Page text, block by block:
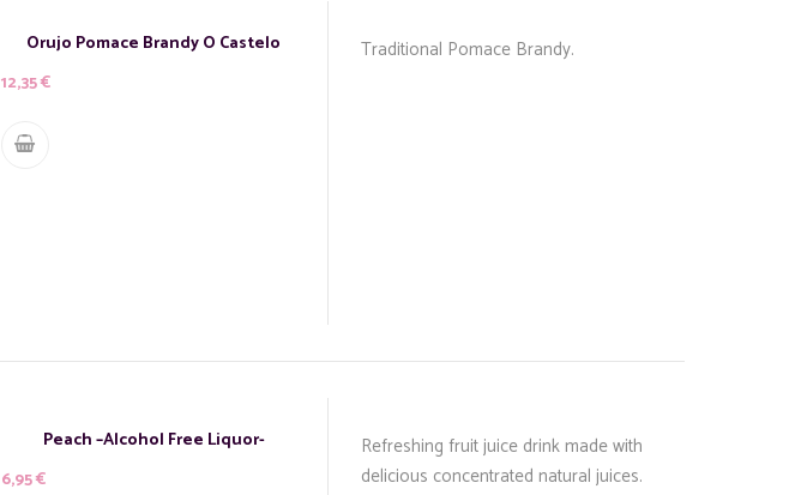
Orujo Pomace Brandy O Castelo
12,35€
Traditional Pomace Brandy.
Peach –Alcohol Free Liquor-
6,95€
Refreshing fruit juice drink made with
delicious concentrated natural juices.